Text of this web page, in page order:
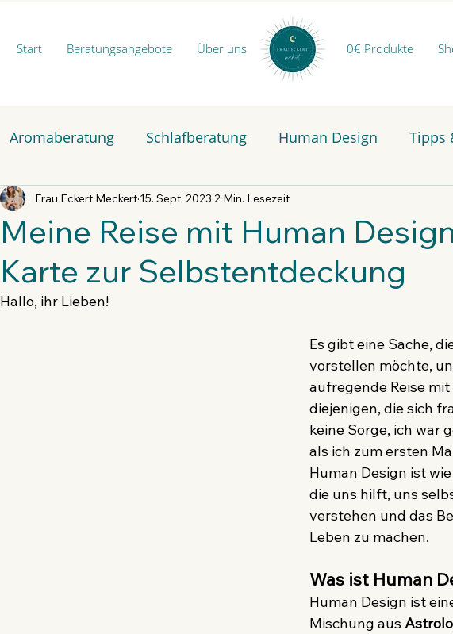
Start Beratungsangebote Über uns 0€ Produkte
Aromaberatung Schlafberatung Human Design Tipps
Meine Reise mit Human
Karte zur Selbstentdeckung
Frau Eckert Meckert 15. Sept. 2023 2 Min. Lesezeit
Hallo, ihr Lieben!
Es gibt eine Sache,
vorstellen möchte,
aufregende Reise mit
diejenigen, die sich
keine Sorge, ich war
als ich zum ersten
Human Design ist
die uns hilft, uns
verstehen und das
Leben zu machen.
Was ist Human
Human Design ist
Mischung aus